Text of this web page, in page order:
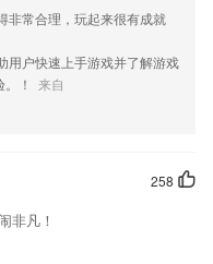
非常合理，玩起来很有成就
用户快速上手游戏并了解游戏
！
来自
258
非凡！